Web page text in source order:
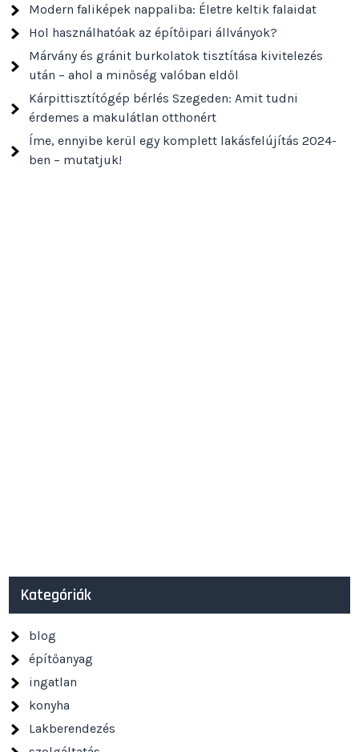
Modern faliképek nappaliba: Életre keltik falaidat
Hol használhatóak az építőipari állványok?
Márvány és gránit burkolatok tisztítása kivitelezés
után – ahol a minőség valóban eldől
Kárpittisztítógép bérlés Szegeden: Amit tudni
érdemes a makulátlan otthonért
Íme, ennyibe kerül egy komplett lakásfelújítás 2024-
ben – mutatjuk!
Kategóriák
blog
építőanyag
ingatlan
konyha
Lakberendezés